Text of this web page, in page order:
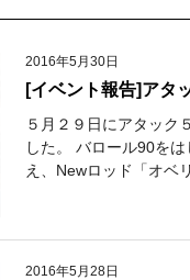
2016年5月30日
[イベント報告]アタ
５月２９日にアタック
した。 バロール90を
え、Newロッド「オベ
2016年5月28日